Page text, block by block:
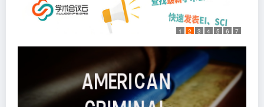
1 2 3 4 5 6 7